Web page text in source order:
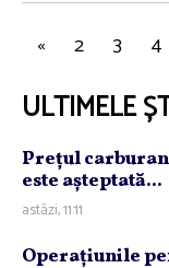
« 2 3 4
ULTIMELE
Preţul
este aşteptată...
astăzi, 11:11
Operaţiunile